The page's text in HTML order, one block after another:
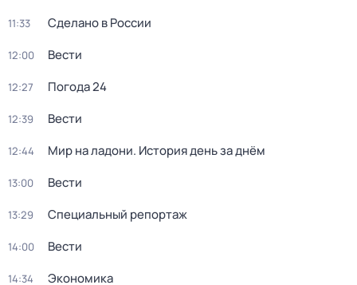
11:33 Сделано в России
12:00 Вести
12:27 Погода 24
12:39 Вести
12:44 Мир на ладони. История день за днём
13:00 Вести
13:29 Специальный репортаж
14:00 Вести
14:34 Экономика